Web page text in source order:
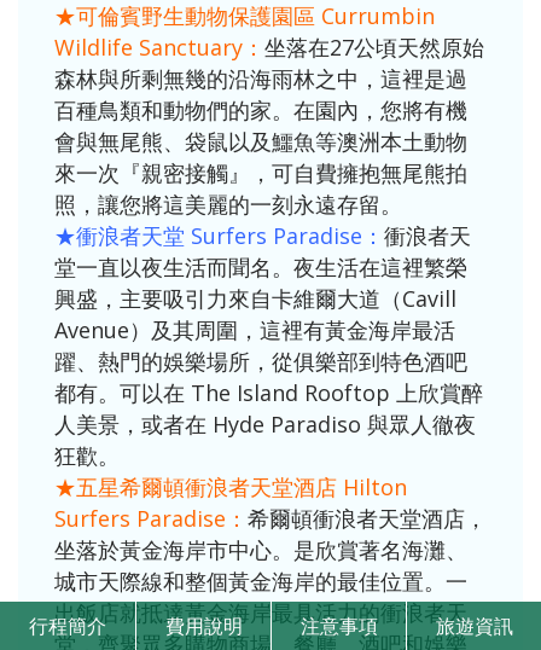
行程簡介 費用說明 注意事項 旅遊資訊
★可倫賓野生動物保護園區 Currumbin
Wildlife Sanctuary： 坐落在27公頃天然原始
森林與所剩無幾的沿海雨林之中，這裡是過
百種鳥類和動物們的家。在園內，您將有機
會與無尾熊、袋鼠以及鱷魚等澳洲本土動物
來一次『親密接觸』，可自費擁抱無尾熊拍
照，讓您將這美麗的一刻永遠存留。
★衝浪者天堂 Surfers Paradise： 衝浪者天
堂一直以夜生活而聞名。夜生活在這裡繁榮
興盛，主要吸引力來自卡維爾大道（Cavill
Avenue）及其周圍，這裡有黃金海岸最活
躍、熱門的娛樂場所，從俱樂部到特色酒吧
都有。可以在 The Island Rooftop 上欣賞醉
人美景，或者在 Hyde Paradiso 與眾人徹夜
狂歡。
★五星希爾頓衝浪者天堂酒店 Hilton
Surfers Paradise： 希爾頓衝浪者天堂酒店，
坐落於黃金海岸市中心。是欣賞著名海灘、
城市天際線和整個黃金海岸的最佳位置。一
出飯店就抵達黃金海岸最具活力的衝浪者天